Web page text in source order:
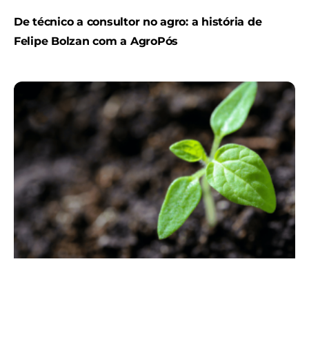
De técnico a consultor no agro: a história de
Felipe Bolzan com a AgroPós